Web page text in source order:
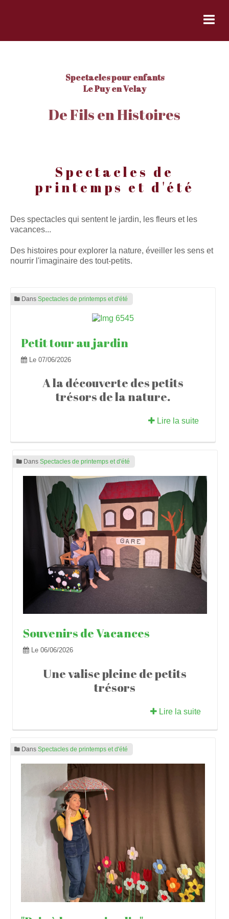
Spectacles à partager au fil de l'année
Une histoire, un bisou et ...
Spectacles de printemps et d'été
"Bric à brac au jardin"
Souvenirs de Vacances
Spectacles pour l'hiver ou Noël
Père Noël, es-tu prêt ?
En attendant Noël...
C'est encore loin Noël ?
Petites histoires pour se réchauffer
Paniers à histoires
Panier d'histoires sonores
Panier d'histoires gourmandes d'automne ou d'hiver
Panier des p'tites bêtes de la nature
Les animaux de la ferme
Quel temps fait-il ?
Les poules
Petites histoires en mouvement dansé
Organiser un spectacle
Création de support à raconter
Accompagnement à la création
En vidéos
Représentations jeune public
Spectacles pour enfants
Le Puy en Velay
De Fils en Histoires
Spectacles de
printemps et d'été
Des spectacles qui sentent le jardin, les fleurs et les
vacances...
Des histoires pour explorer la nature, éveiller les sens et
nourrir l'imaginaire des tout-petits.
Petit tour au jardin
Le 07/06/2026
Dans Spectacles de printemps et d'été
A la découverte des petits
trésors de la nature.
Lire la suite
Souvenirs de Vacances
Le 06/06/2026
DansSpectacles de printemps et d'été
Une valise pleine de petits
trésors
Lire la suite
Dans Spectacles de printemps et d'été